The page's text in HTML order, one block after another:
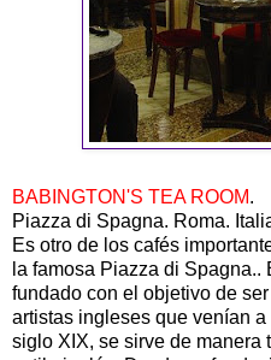
BABINGTON'S TEA ROOM.
Piazza di Spagna. Roma.
Es otro de los cafés
la famosa Piazza di
fundado con el objetivo de
artistas ingleses que venían
siglo XIX, se sirve de manera